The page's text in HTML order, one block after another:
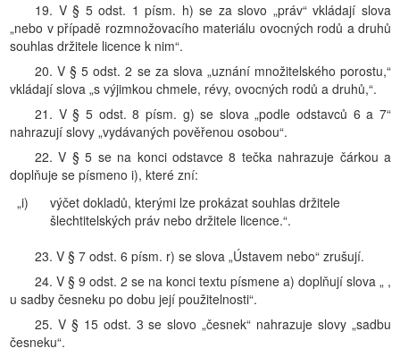
19. V § 5 odst. 1 písm. h) se za slovo „práv“ vkládají slova
„nebo v případě rozmnožovacího materiálu ovocných rodů a druhů
souhlas držitele licence k nim“.
20. V § 5 odst. 2 se za slova „uznání množitelského porostu,“
vkládají slova „s výjimkou chmele, révy, ovocných rodů a druhů,“.
21. V § 5 odst. 8 písm. g) se slova „podle odstavců 6 a 7“
nahrazují slovy „vydávaných pověřenou osobou“.
22. V § 5 se na konci odstavce 8 tečka nahrazuje čárkou a
doplňuje se písmeno i), které zní:
„i)
výčet dokladů, kterými lze prokázat souhlas držitele
šlechtitelských práv nebo držitele licence.“.
23. V § 7 odst. 6 písm. r) se slova „Ústavem nebo“ zrušují.
24. V § 9 odst. 2 se na konci textu písmene a) doplňují slova „ ,
u sadby česneku po dobu její použitelnosti“.
25. V § 15 odst. 3 se slovo „česnek“ nahrazuje slovy „sadbu
česneku“.